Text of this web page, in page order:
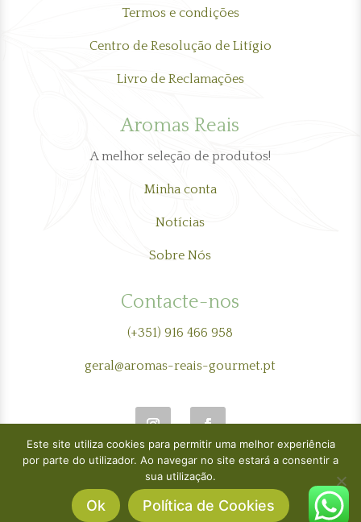
Termos e condições
Centro de Resolução de Litígio
Livro de Reclamações
Aromas Reais
A melhor seleção de produtos!
Minha conta
Notícias
Sobre Nós
Contacte-nos
(+351) 916 466 958
geral@aromas-reais-gourmet.pt
Copyright 2026 Aromas Reais | Alojado em1000megabytes.pt
Este site utiliza cookies para permitir uma melhor experiência
por parte do utilizador. Ao navegar no site estará a consentir a
sua utilização.
Ok Política de Cookies